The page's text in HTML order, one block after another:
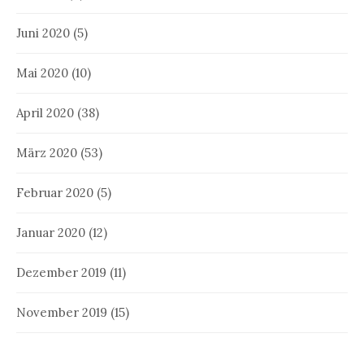
Juni 2020 (5)
Mai 2020 (10)
April 2020 (38)
März 2020 (53)
Februar 2020 (5)
Januar 2020 (12)
Dezember 2019 (11)
November 2019 (15)